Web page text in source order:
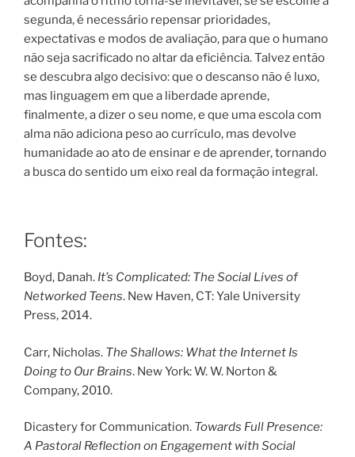
segunda, é necessário repensar prioridades,
expectativas e modos de avaliação, para que o humano
não seja sacrificado no altar da eficiência. Talvez então
se descubra algo decisivo: que o descanso não é luxo,
mas linguagem em que a liberdade aprende,
finalmente, a dizer o seu nome, e que uma escola com
alma não adiciona peso ao currículo, mas devolve
humanidade ao ato de ensinar e de aprender, tornando
a busca do sentido um eixo real da formação integral.
Fontes:
Boyd, Danah. It’s Complicated: The Social Lives of
Networked Teens. New Haven, CT: Yale University
Press, 2014.
Carr, Nicholas. The Shallows: What the Internet Is
Doing to Our Brains. New York: W. W. Norton &
Company, 2010.
Dicastery for Communication. Towards Full Presence:
A Pastoral Reflection on Engagement with Social